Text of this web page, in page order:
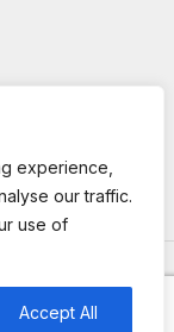
experience,
our traffic.
use of
Accept All